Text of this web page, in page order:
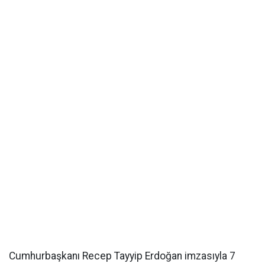
Cumhurbaşkanı Recep Tayyip Erdoğan imzasıyla 7